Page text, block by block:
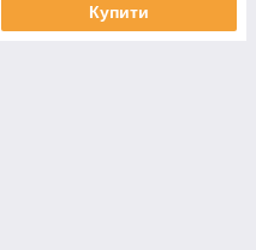
Купити